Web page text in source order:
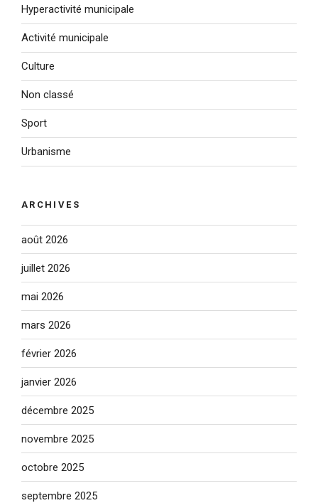
Hyperactivité municipale
Activité municipale
Culture
Non classé
Sport
Urbanisme
ARCHIVES
août 2026
juillet 2026
mai 2026
mars 2026
février 2026
janvier 2026
décembre 2025
novembre 2025
octobre 2025
septembre 2025